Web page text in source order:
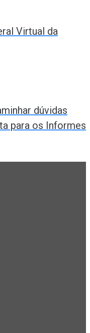
Virtual da
dúvidas
para os Informes